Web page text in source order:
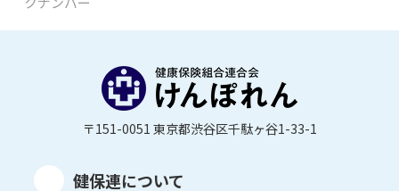
〒151-0051 東京都渋谷区千駄ヶ谷1-33-1
健保連について